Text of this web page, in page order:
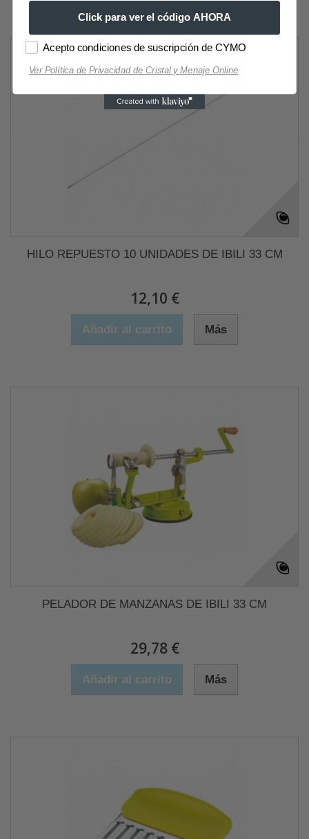
HILO REPUESTO 10 UNIDADES DE IBILI 33 CM
12,10 €
Añadir al carrito Más
PELADOR DE MANZANAS DE IBILI 33 CM
29,78 €
Añadir al carrito Más
Click para ver el código AHORA
Acepto condiciones de suscripción de CYMO
Ver Política de Privacidad de Cristal y Menaje Online